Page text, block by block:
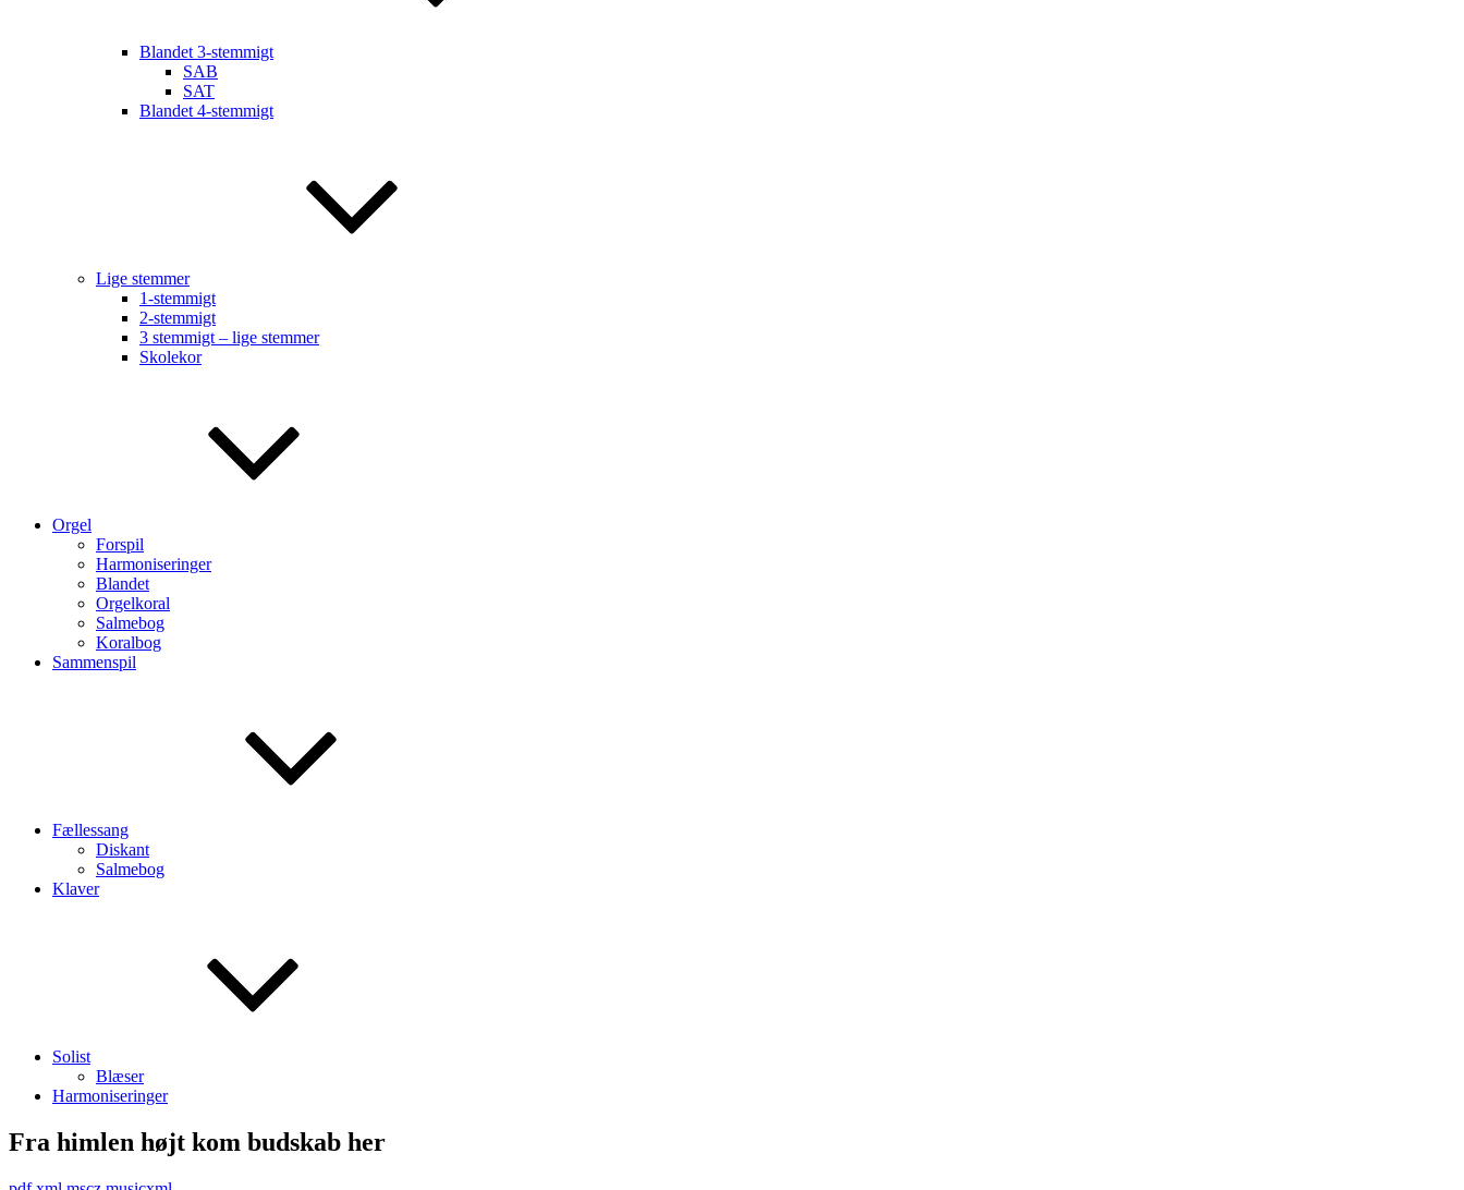
Blandet 3-stemmigt
SAB
SAT
Blandet 4-stemmigt
Lige stemmer
1-stemmigt
2-stemmigt
3 stemmigt – lige stemmer
Skolekor
Orgel
Forspil
Harmoniseringer
Blandet
Orgelkoral
Salmebog
Koralbog
Sammenspil
Fællessang
Diskant
Salmebog
Klaver
Solist
Blæser
Harmoniseringer
Fra himlen højt kom budskab her